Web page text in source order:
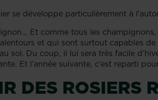
se développe particulièrement à
Et comme tous les
et qui sont surtout capables
sol. Du coup, il lui sera très facile
Et l’année suivante, c’est reparti
DES ROSIERS